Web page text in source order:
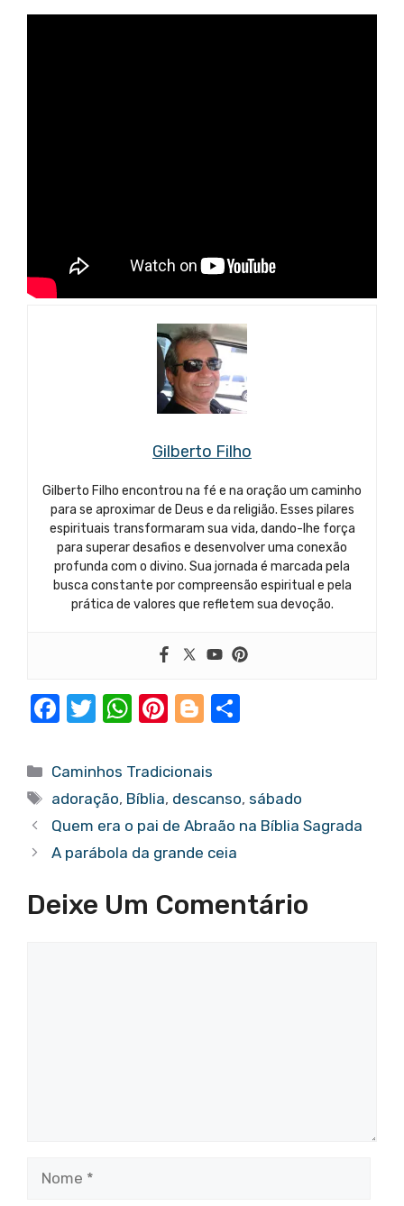
Gilberto Filho
Gilberto Filho encontrou na fé e na oração um caminho
para se aproximar de Deus e da religião. Esses pilares
espirituais transformaram sua vida, dando-lhe força
para superar desafios e desenvolver uma conexão
profunda com o divino. Sua jornada é marcada pela
busca constante por compreensão espiritual e pela
prática de valores que refletem sua devoção.
F
c
e
b
o
k
T
it
te
r
W
at
s
A
p
Pi
er
e
st
Bl
g
g
er
e
Categorias
Caminhos Tradicionais
Tags
adoração, Bíblia, descanso, sábado
Quem era o pai de Abraão na Bíblia Sagrada
A parábola da grande ceia
Deixe Um Comentário